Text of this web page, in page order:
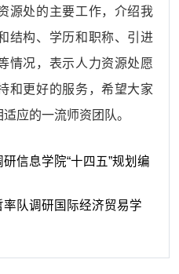
源处的主要工作，介绍我
结构、学历和职称、引进
情况，表示人力资源处愿
和更好的服务，希望大家
应的一流师资团队。
信息学院“十四五”规划编
队调研国际经济贸易学